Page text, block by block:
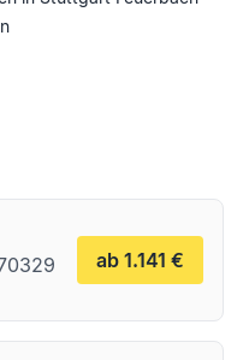
ab 1.141 €